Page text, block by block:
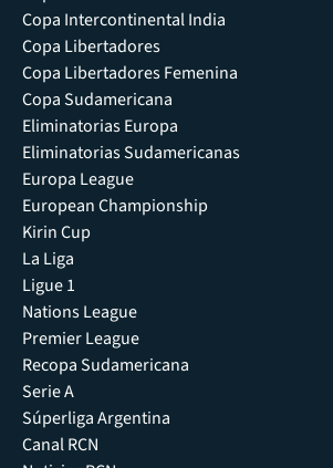
Copa Intercontinental India
Copa Libertadores
Copa Libertadores Femenina
Copa Sudamericana
Eliminatorias Europa
Eliminatorias Sudamericanas
Europa League
European Championship
Kirin Cup
La Liga
Ligue 1
Nations League
Premier League
Recopa Sudamericana
Serie A
Súperliga Argentina
Canal RCN